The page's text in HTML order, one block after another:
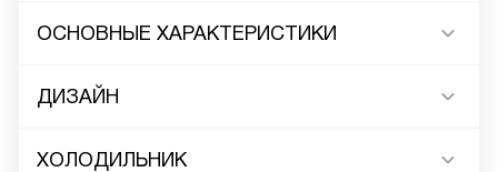
ОСНОВНЫЕ ХАРАКТЕРИСТИКИ
ДИЗАЙН
ХОЛОДИЛЬНИК